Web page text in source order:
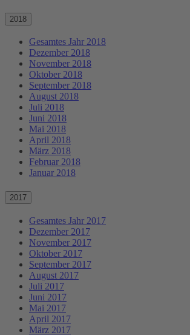
2018
Gesamtes Jahr 2018
Dezember 2018
November 2018
Oktober 2018
September 2018
August 2018
Juli 2018
Juni 2018
Mai 2018
April 2018
März 2018
Februar 2018
Januar 2018
2017
Gesamtes Jahr 2017
Dezember 2017
November 2017
Oktober 2017
September 2017
August 2017
Juli 2017
Juni 2017
Mai 2017
April 2017
März 2017